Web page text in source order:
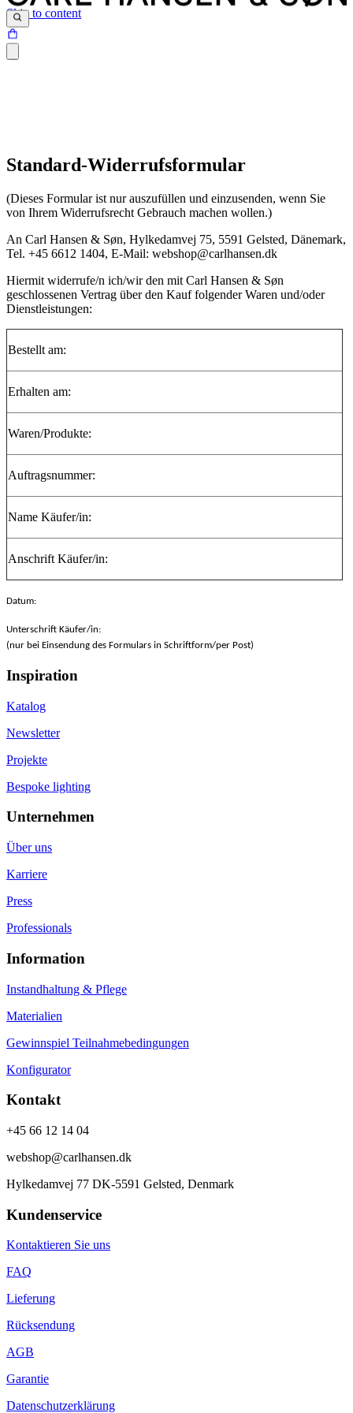
Skip to content
Standard-Widerrufsformular
(Dieses Formular ist nur auszufüllen und einzusenden, wenn Sie
von Ihrem Widerrufsrecht Gebrauch machen wollen.)
An Carl Hansen & Søn, Hylkedamvej 75, 5591 Gelsted, Dänemark,
Tel. +45 6612 1404, E-Mail: webshop@carlhansen.dk
Hiermit widerrufe/n ich/wir den mit Carl Hansen & Søn
geschlossenen Vertrag über den Kauf folgender Waren und/oder
Dienstleistungen:
Bestellt am:
Erhalten am:
Waren/Produkte:
Auftragsnummer:
Name Käufer/in:
Anschrift Käufer/in:
Datum:
Unterschrift Käufer/in:
(nur bei Einsendung des Formulars in Schriftform/per Post)
Inspiration
Katalog
Newsletter
Projekte
Bespoke lighting
Unternehmen
Über uns
Karriere
Press
Professionals
Information
Instandhaltung & Pflege
Materialien
Gewinnspiel Teilnahmebedingungen
Konfigurator
Kontakt
+45 66 12 14 04
webshop@carlhansen.dk
Hylkedamvej 77 DK-5591 Gelsted, Denmark
Kundenservice
Kontaktieren Sie uns
FAQ
Lieferung
Rücksendung
AGB
Garantie
Datenschutzerklärung